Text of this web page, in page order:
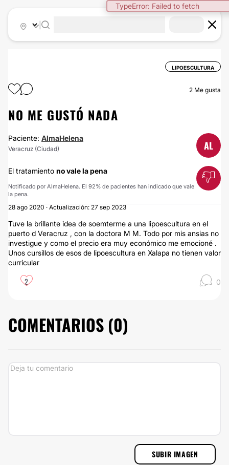
TypeError: Failed to fetch
LIPOESCULTURA
2 Me gusta
NO ME GUSTÓ NADA
Paciente: AlmaHelena
Veracruz (Ciudad) AL
El tratamiento no vale la pena
Notificado por AlmaHelena. El 92% de pacientes han indicado que vale
la pena.
28 ago 2020 · Actualización: 27 sep 2023
Tuve la brillante idea de soemterme a una lipoescultura en el
puerto d Veracruz , con la doctora M M. Todo por mis ansias no
investigue y como el precio era muy económico me emocioné .
Unos cursillos de esos de lipoescultura en Xalapa no tienen valor
curricular
2 0
COMENTARIOS (0)
SUBIR IMAGEN